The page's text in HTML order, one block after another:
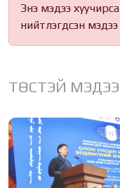
Энэ мэдээ
нийтлэгдсэн
ТӨСТЭЙ